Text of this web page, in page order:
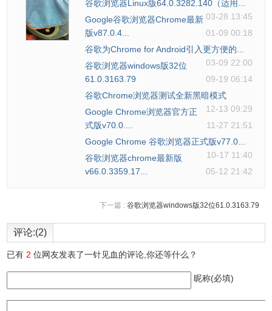
谷歌浏览器Linux版64.0.3282.140（适用...
03-28 13:45
Google谷歌浏览器Chrome最新
版v87.0.4...
01-09 00:18
谷歌为Chrome for Android引入更方便的...
03-09 22:00
谷歌浏览器windows版32位
61.0.3163.79
09-19 06:14
谷歌Chrome浏览器测试全新黑暗模式
12-13 09:29
Google Chrome浏览器官方正
式版v70.0....
11-27 21:51
Google Chrome 谷歌浏览器正式版v77.0...
10-17 11:40
谷歌浏览器chrome最新版
v66.0.3359.17...
05-12 21:42
下一篇 : 谷歌浏览器windows版32位61.0.3163.79
评论:(2)
已有 2 位网友发表了一针见血的评论,你还等什么？
昵称(必填)